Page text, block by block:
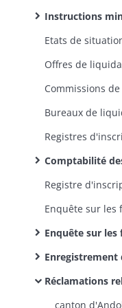
Instructions
Comptabilité des bureaux de
Enquête sur les fournisseurs avec lesquels
Enregistrement des
Réclamations
canton